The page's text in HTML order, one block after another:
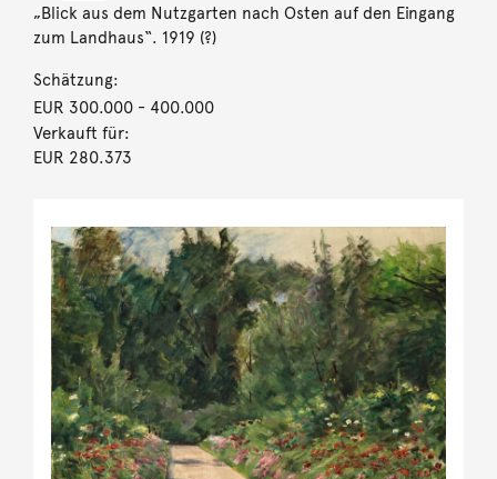
„Blick aus dem Nutzgarten nach Osten auf den Eingang
zum Landhaus“. 1919 (?)
Schätzung:
EUR 300.000- 400.000
Verkauft für:
EUR 280.373